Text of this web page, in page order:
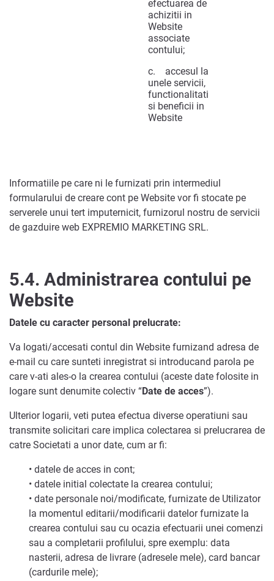
efectuarea de
achizitii in
Website
associate
contului;
c. accesul la
unele servicii,
functionalitati
si beneficii in
Website
Informatiile pe care ni le furnizati prin intermediul
formularului de creare cont pe Website vor fi stocate pe
serverele unui tert imputernicit, furnizorul nostru de servicii
de gazduire web EXPREMIO MARKETING SRL.
5.4. Administrarea contului pe
Website
Datele cu caracter personal prelucrate:
Va logati/accesati contul din Website furnizand adresa de
e-mail cu care sunteti inregistrat si introducand parola pe
care v-ati ales-o la crearea contului (aceste date folosite in
logare sunt denumite colectiv “Date de acces”).
Ulterior logarii, veti putea efectua diverse operatiuni sau
transmite solicitari care implica colectarea si prelucrarea de
catre Societati a unor date, cum ar fi:
• datele de acces in cont;
• datele initial colectate la crearea contului;
• date personale noi/modificate, furnizate de Utilizator
la momentul editarii/modificarii datelor furnizate la
crearea contului sau cu ocazia efectuarii unei comenzi
sau a completarii profilului, spre exemplu: data
nasterii, adresa de livrare (adresele mele), card bancar
(cardurile mele);